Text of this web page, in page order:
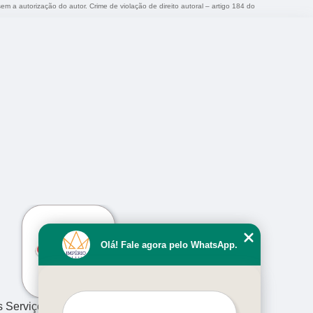
a autorização do autor. Crime de violação de direito autoral – artigo 184 do
›
Serviços
Olá! Fale agora pelo WhatsApp.